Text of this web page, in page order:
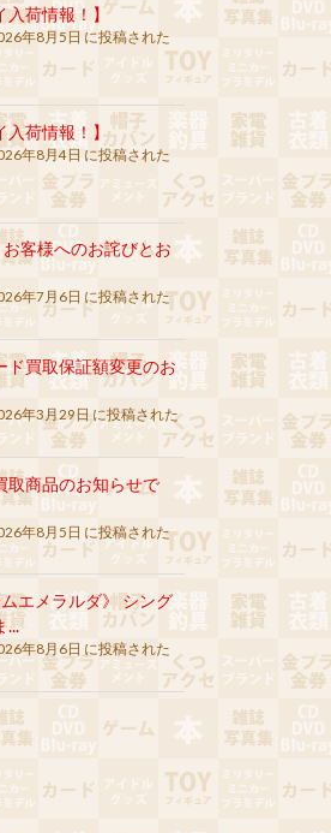
入荷情報！】
年8月5日 に投稿された
入荷情報！】
年8月4日 に投稿された
客様へのお詫びとお
年7月6日 に投稿された
買取保証額変更のお
年3月29日 に投稿された
取商品のお知らせで
年8月5日 に投稿された
エメラルダ》 シング
...
年8月6日 に投稿された